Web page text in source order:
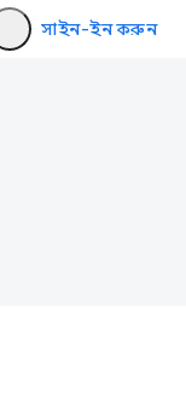
সাইন-ইন করুন